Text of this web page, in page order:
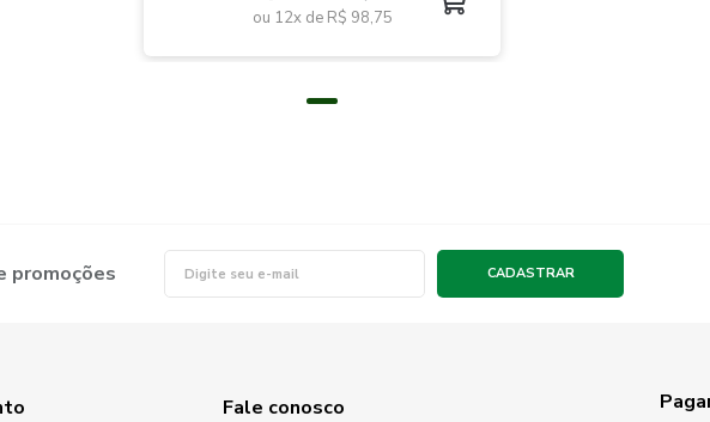
ou 12x de R$ 98,75
promoções CADASTRAR
Fale conosco